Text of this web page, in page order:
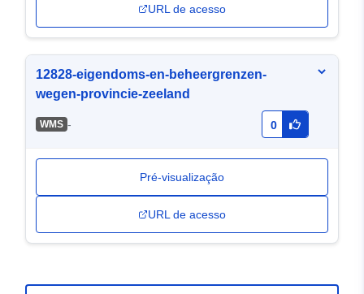
URL de acesso
12828-eigendoms-en-beheergrenzen-
wegen-provincie-zeeland
WMS - 0
Pré-visualização
URL de acesso